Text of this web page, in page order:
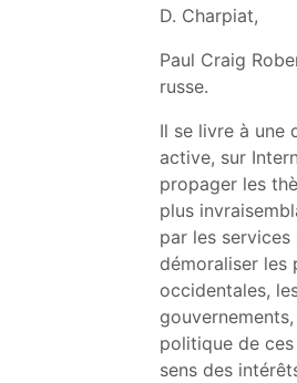
D. Charpiat,
Paul Craig
russe.
Il se livre à une
active, sur
propager les
plus
par les
démoraliser les
occidentales,
politique de
sens des